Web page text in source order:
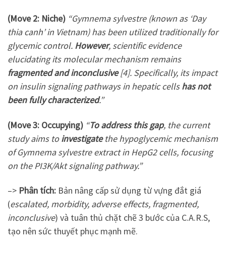
(Move 2: Niche) “Gymnema sylvestre (known as ‘Day
thia canh’ in Vietnam) has been utilized traditionally for
glycemic control. However, scientific evidence
elucidating its molecular mechanism remains
fragmented and inconclusive[4]. Specifically, its impact
on insulin signaling pathways in hepatic cellshas not
been fully characterized.”
(Move 3: Occupying) “To address this gap, the current
study aims toinvestigatethe hypoglycemic mechanism
of Gymnema sylvestre extract in HepG2 cells, focusing
on the PI3K/Akt signaling pathway.”
–> Phân tích: Bản nâng cấp sử dụng từ vựng đắt giá
(escalated, morbidity, adverse effects, fragmented,
inconclusive) và tuân thủ chặt chẽ 3 bước của C.A.R.S,
tạo nên sức thuyết phục mạnh mẽ.